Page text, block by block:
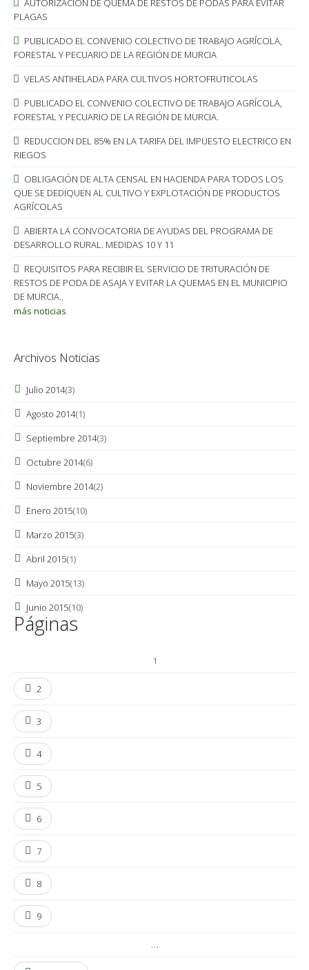
AUTORIZACIÓN DE QUEMA DE RESTOS DE PODAS PARA EVITAR
PLAGAS
PUBLICADO EL CONVENIO COLECTIVO DE TRABAJO AGRÍCOLA,
FORESTAL Y PECUARIO DE LA REGIÓN DE MURCIA
VELAS ANTIHELADA PARA CULTIVOS HORTOFRUTICOLAS
PUBLICADO EL CONVENIO COLECTIVO DE TRABAJO AGRÍCOLA,
FORESTAL Y PECUARIO DE LA REGIÓN DE MURCIA.
REDUCCION DEL 85% EN LA TARIFA DEL IMPUESTO ELECTRICO EN
RIEGOS
OBLIGACIÓN DE ALTA CENSAL EN HACIENDA PARA TODOS LOS
QUE SE DEDIQUEN AL CULTIVO Y EXPLOTACIÓN DE PRODUCTOS
AGRÍCOLAS
ABIERTA LA CONVOCATORIA DE AYUDAS DEL PROGRAMA DE
DESARROLLO RURAL. MEDIDAS 10 Y 11
REQUISITOS PARA RECIBIR EL SERVICIO DE TRITURACIÓN DE
RESTOS DE PODA DE ASAJA Y EVITAR LA QUEMAS EN EL MUNICIPIO
DE MURCIA..
más noticias
Archivos Noticias
Julio 2014(3)
Agosto 2014(1)
Septiembre 2014(3)
Octubre 2014(6)
Noviembre 2014(2)
Enero 2015(10)
Marzo 2015(3)
Abril 2015(1)
Mayo 2015(13)
Junio 2015(10)
Páginas
1
2
3
4
5
6
7
8
9
…